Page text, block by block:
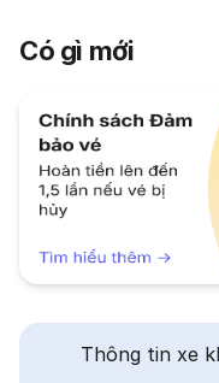
Có gì mới
Thông tin xe